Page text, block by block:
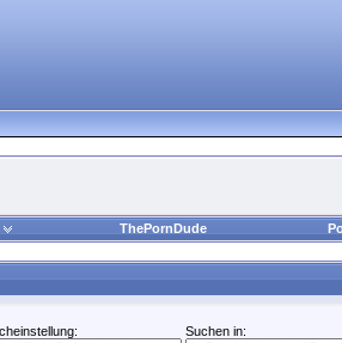
ThePornDude
Suchen in: